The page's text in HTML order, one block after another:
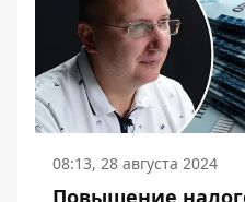
08:13, 28 августа 2024
Повышение